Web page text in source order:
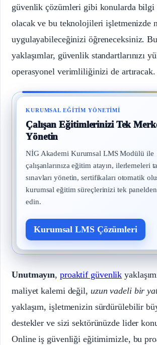
güvenlik çözümleri gibi konularda bilgi
olacak ve bu teknolojileri işletmenizde
uygulayabileceğinizi öğreneceksiniz.
yaklaşımlar, güvenlik standartlarınızı
operasyonel verimliliğinizi de artıracak.
KURUMSAL EĞITIM YÖNETIMI
Çalışan Eğitimlerinizi Tek
Yönetin
NİG Akademi Kurumsal LMS Modülü ile
çalışanlarınıza eğitim atayın, ilerlemeleri
sınavları yönetin, sertifikaları otomatik
kurumsal eğitim süreçlerinizi tek
edin.
Kurumsal LMS Çözümleri
Unutmayın, proaktif güvenlik
maliyet kalemi değil, uzun vadeli bir
yaklaşım, işletmenizin sürdürülebilir
destekler ve sizi sektörünüzde lider
Online iş güvenliği eğitimimizle, bu